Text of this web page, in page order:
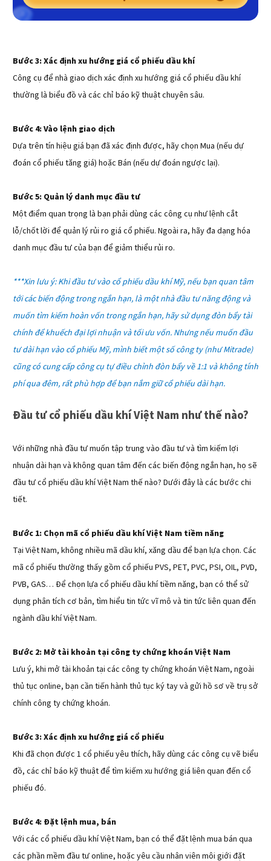
Bước 3: Xác định xu hướng giá cổ phiếu dầu khí
Công cụ để nhà giao dịch xác định xu hướng giá cổ phiếu dầu khí
thường là biểu đồ và các chỉ báo kỹ thuật chuyên sâu.
Bước 4: Vào lệnh giao dịch
Dựa trên tín hiệu giá bạn đã xác định được, hãy chọn Mua (nếu dự
đoán cổ phiếu tăng giá) hoặc Bán (nếu dự đoán ngược lại).
Bước 5: Quản lý danh mục đầu tư
Một điểm quan trọng là bạn phải dùng các công cụ như lệnh cắt
lỗ/chốt lời để quản lý rủi ro giá cổ phiếu. Ngoài ra, hãy đa dạng hóa
danh mục đầu tư của bạn để giảm thiểu rủi ro.
***Xin lưu ý: Khi đầu tư vào cổ phiếu dầu khí Mỹ, nếu bạn quan tâm
tới các biến động trong ngắn hạn, là một nhà đầu tư năng động và
muốn tìm kiếm hoàn vốn trong ngắn hạn, hãy sử dụng đòn bẩy tài
chính để khuếch đại lợi nhuận và tối ưu vốn. Nhưng nếu muốn đầu
tư dài hạn vào cổ phiếu Mỹ, mình biết một số công ty (như Mitrade)
cũng có cung cấp công cụ tự điều chỉnh đòn bẩy về 1:1 và không tính
phí qua đêm, rất phù hợp để bạn nắm giữ cổ phiếu dài hạn.
Đầu tư cổ phiếu dầu khí Việt Nam như thế nào?
Với những nhà đầu tư muốn tập trung vào đầu tư và tìm kiếm lợi
nhuận dài hạn và không quan tâm đến các biến động ngắn hạn, họ sẽ
đầu tư cổ phiếu dầu khí Việt Nam thế nào? Dưới đây là các bước chi
tiết.
Bước 1: Chọn mã cổ phiếu dầu khí Việt Nam tiềm năng
Tại Việt Nam, không nhiều mã dầu khí, xăng dầu để bạn lựa chọn. Các
mã cổ phiếu thường thấy gồm cổ phiếu PVS, PET, PVC, PSI, OIL, PVD,
PVB, GAS… Để chọn lựa cổ phiếu dầu khí tiềm năng, bạn có thể sử
dụng phân tích cơ bản, tìm hiểu tin tức vĩ mô và tin tức liên quan đến
ngành dầu khí Việt Nam.
Bước 2: Mở tài khoản tại công ty chứng khoán Việt Nam
Lưu ý, khi mở tài khoản tại các công ty chứng khoán Việt Nam, ngoài
thủ tục online, bạn cần tiến hành thủ tục ký tay và gửi hồ sơ về trụ sở
chính công ty chứng khoán.
Bước 3: Xác định xu hướng giá cổ phiếu
Khi đã chọn được 1 cổ phiếu yêu thích, hãy dùng các công cụ vẽ biểu
đồ, các chỉ báo kỹ thuật để tìm kiếm xu hướng giá liên quan đến cổ
phiếu đó.
Bước 4: Đặt lệnh mua, bán
Với các cổ phiếu dầu khí Việt Nam, bạn có thể đặt lệnh mua bán qua
các phần mềm đầu tư online, hoặc yêu cầu nhân viên môi giới đặt